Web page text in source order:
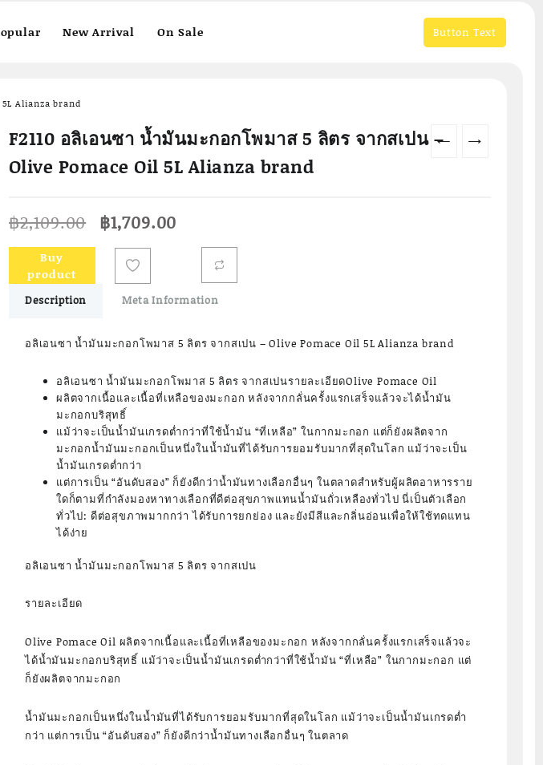
New Arrival On Sale Button Text
Alianza brand
← →
F2110 อลิเอนซา น้ำมันมะกอกโพมาส 5 ลิตร จากสเปน –
Olive Pomace Oil 5L Alianza brand
฿2,109.00 Original
price
was:
฿2,109.00.
฿1,709.00
฿1,709.00.
Buy
product
Description Meta Information
อลิเอนซา น้ำมันมะกอกโพมาส 5 ลิตร จากสเปน – Olive Pomace Oil 5L Alianza brand
อลิเอนซา น้ำมันมะกอกโพมาส 5 ลิตร จากสเปนรายละเอียดOlive Pomace Oil
ผลิตจากเนื้อและเนื้อที่เหลือของมะกอก หลังจากกลั่นครั้งแรกเสร็จแล้วจะได้น้ำมัน
มะกอกบริสุทธิ์
แม้ว่าจะเป็นน้ำมันเกรดต่ำกว่าที่ใช้น้ำมัน “ที่เหลือ” ในกากมะกอก แต่ก็ยังผลิตจาก
มะกอกน้ำมันมะกอกเป็นหนึ่งในน้ำมันที่ได้รับการยอมรับมากที่สุดในโลก แม้ว่าจะเป็น
น้ำมันเกรดต่ำกว่า
แต่การเป็น “อันดับสอง” ก็ยังดีกว่าน้ำมันทางเลือกอื่นๆ ในตลาดสำหรับผู้ผลิตอาหารราย
ใดก็ตามที่กำลังมองหาทางเลือกที่ดีต่อสุขภาพแทนน้ำมันถั่วเหลืองทั่วไป นี่เป็นตัวเลือก
ทั่วไป: ดีต่อสุขภาพมากกว่า ได้รับการยกย่อง และยังมีสีและกลิ่นอ่อนเพื่อให้ใช้ทดแทน
ได้ง่าย
อลิเอนซา น้ำมันมะกอกโพมาส 5 ลิตร จากสเปน
รายละเอียด
Olive Pomace Oil ผลิตจากเนื้อและเนื้อที่เหลือของมะกอก หลังจากกลั่นครั้งแรกเสร็จแล้วจะ
ได้น้ำมันมะกอกบริสุทธิ์ แม้ว่าจะเป็นน้ำมันเกรดต่ำกว่าที่ใช้น้ำมัน “ที่เหลือ” ในกากมะกอก แต่
ก็ยังผลิตจากมะกอก
น้ำมันมะกอกเป็นหนึ่งในน้ำมันที่ได้รับการยอมรับมากที่สุดในโลก แม้ว่าจะเป็นน้ำมันเกรดต่ำ
กว่า แต่การเป็น “อันดับสอง” ก็ยังดีกว่าน้ำมันทางเลือกอื่นๆ ในตลาด